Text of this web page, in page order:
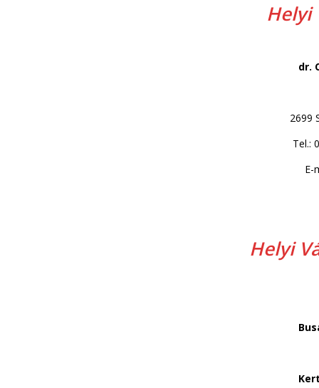
Helyi
dr.
2699
Tel.:
E-
Helyi